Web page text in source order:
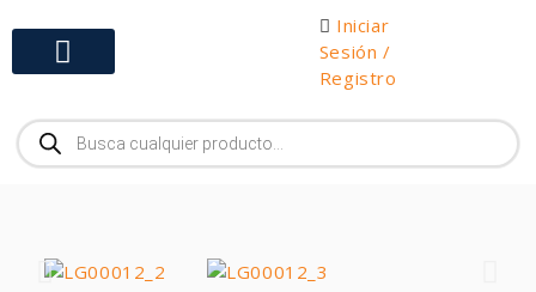
Iniciar
Sesión /
Registro